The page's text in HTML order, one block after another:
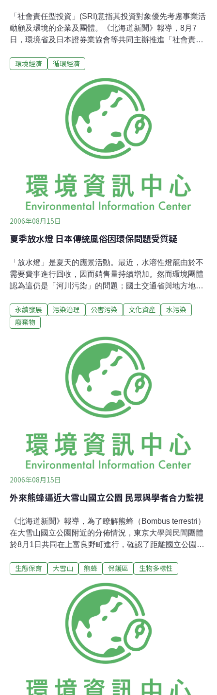
「社會責任型投資」(SRI)意指其投資對象優先考慮事業活
動顧及環境的企業及團體。《北海道新聞》報導，8月7
日，環境省及日本證券業協會等共同主辦推進「社會責任
的規模為274兆日圓，日本則只有2600億日圓，不及美國
馨金融大臣。小池致詞中強調：「日本的「社會責任型投
資」規模雖然偏小，但是也表示未來其潛藏相當高」。與
謝野馨亦宣示其推動「社會責任型投資」的決心：「如果
資金流向關心環境的企業，對環境問題將會有所貢獻。」
環境經濟 循環經濟
2006年08月15日
夏季放水燈 日本傳統風俗因環保問題受質疑
「放水燈」是夏天的應景活動。最近，水溶性燈籠由於不
需要費事進行回收，因而銷售量持續增加。然而環境團體
認為這仍是「河川污染」的問題；國土交通省與地方地府
改正。 《毎日新聞》報導，5日晚間7時過後，東京都荒川
河堤上的彩虹廣場，進行著放水燈活動。施放的300個水
放水燈活動從2003年起改用可溶於水的燈籠。但是非政府
組織「荒川清潔論壇」認為這樣仍會對河川造成污染，國
土交通省今年也要求主辦單位方面進行回收。另外，東京
隅田川的放水燈活動，2005年是使用水溶性的燈籠，但因
為東京都認為「不適宜」，而於今年改用不溶於水的材
質。 全日本使用水溶性燈籠的地方約有100處左右，當初
開發水溶性燈籠的原因正是由於民眾覺得「燈籠在眼前就
議，短期間還會繼續下去。
永續發展 污染治理 公害污染 文化資產
水污染
廢棄物
2006年08月15日
外來熊蜂逼近大雪山國立公園 民眾與學者合力監視
《北海道新聞》報導，為了瞭解熊蜂（Bombus terrestri）
在大雪山國立公園附近的分佈情況，東京大學與民間團體
於8月1日共同在上富良野町進行，確認了距離國立公園不
攻生態保育的東大教授鷲谷泉與旭川的大雪山熊蜂觀察研
上栽種著薰衣草，吸引了蜜蜂與蝴蝶。研究者分別在3個
地點進行了調查。從上富良野車站算起，1.5公里的地方，
熊蜂佔了花蜂的大部分；4.5公里的地方(與國立公園邊境
距離約6公里)，在原生蜂群內發現混雜者2隻熊蜂；7公里
的地方，則只發現了7種原生的花蜂。 熊蜂當初是為了番
茄的授粉而引進，在北海道的野外安定繁殖。近來威脅到
原生蜂與植物，因而被指定為需要在較嚴格環境養育的特
生種的情況。防止其擴散為當務之急。應增加人才，對蜜
生態保育 大雪山 熊蜂 保護區 生物多樣性